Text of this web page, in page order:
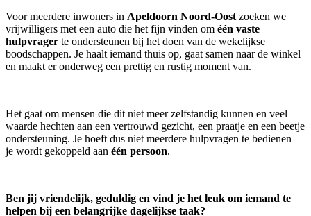
Voor meerdere inwoners in Apeldoorn Noord-Oost zoeken we
vrijwilligers met een auto die het fijn vinden om één vaste
hulpvrager te ondersteunen bij het doen van de wekelijkse
boodschappen. Je haalt iemand thuis op, gaat samen naar de winkel
en maakt er onderweg een prettig en rustig moment van.
Het gaat om mensen die dit niet meer zelfstandig kunnen en veel
waarde hechten aan een vertrouwd gezicht, een praatje en een beetje
ondersteuning. Je hoeft dus niet meerdere hulpvragen te bedienen —
je wordt gekoppeld aan één persoon.
Ben jij vriendelijk, geduldig en vind je het leuk om iemand te
helpen bij een belangrijke dagelijkse taak?